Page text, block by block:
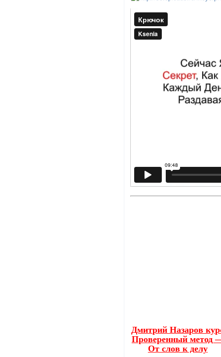
Дмитрий Назаров
Проверенный метод
От слов к делу